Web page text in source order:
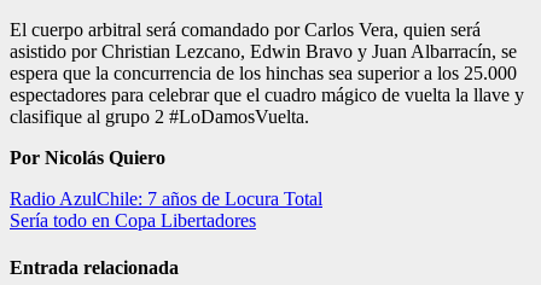
El cuerpo arbitral será comandado por Carlos Vera, quien será
asistido por Christian Lezcano, Edwin Bravo y Juan Albarracín, se
espera que la concurrencia de los hinchas sea superior a los 25.000
espectadores para celebrar que el cuadro mágico de vuelta la llave y
clasifique al grupo 2 #LoDamosVuelta.
Por Nicolás Quiero
Navegación
de
entradas
Radio AzulChile: 7 años de Locura Total
Sería todo en Copa Libertadores
Entrada relacionada